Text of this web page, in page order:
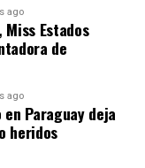
CAP-
CAP-3-
1-QUEBRADA
provincia de
de Autoridad
ago
Estados
de
ago
Paraguay deja
heridos